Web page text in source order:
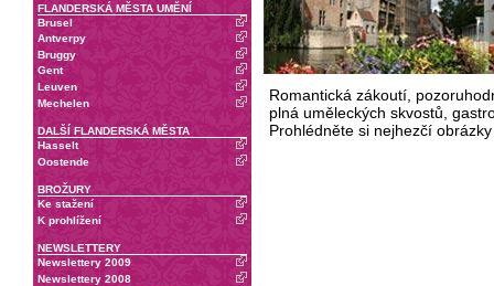
FLANDERSKÁ MĚSTA UMĚNÍ
Brusel
Antverpy
Bruggy
Gent
Leuven
Mechelen
DALŠÍ FLANDERSKÁ MĚSTA
Hasselt
Oostende
BROŽURY
Ke stažení
K prohlížení
NEWSLETTERY
Newslettery 2009
Newslettery 2008
Romantická zákoutí,
plná uměleckých skvostů,
Prohlédněte si nejhezčí